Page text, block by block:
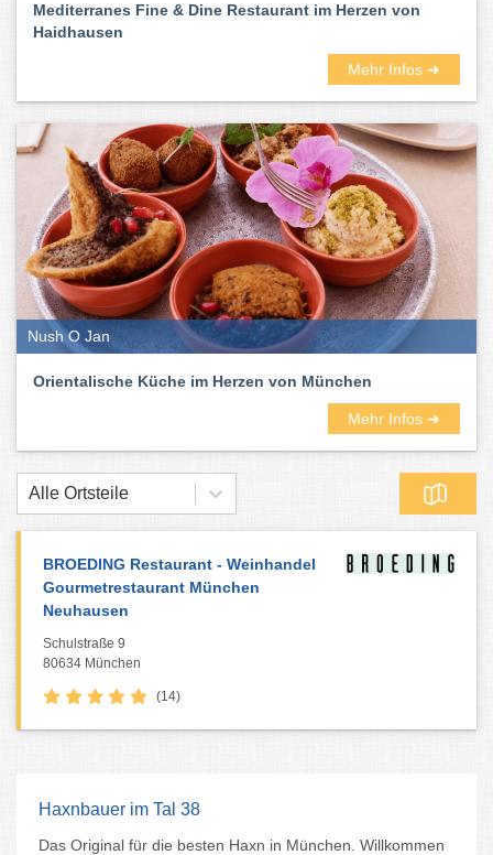
Mediterranes Fine & Dine Restaurant im Herzen von
Haidhausen
Mehr Infos ➜
Nush O Jan
Orientalische Küche im Herzen von München
Mehr Infos ➜
Alle Ortsteile
BROEDING Restaurant - Weinhandel
Gourmetrestaurant München
Neuhausen
Schulstraße 9
80634 München
(14)
Haxnbauer im Tal 38
Das Original für die besten Haxn in München. Willkommen